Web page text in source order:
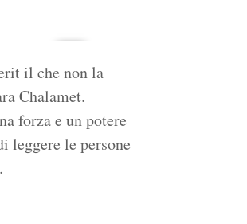
il che non la
Chalamet.
forza e un potere
leggere le persone